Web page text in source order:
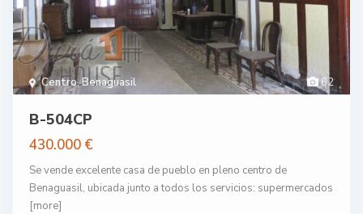
62
Centro,Benaguasil
B-504CP
430.000 €
Se vende excelente casa de pueblo en pleno centro de
Benaguasil, ubicada junto a todos los servicios: supermercados
[more]